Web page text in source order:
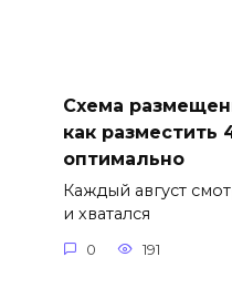
Схема
как разместить
оптимально
Каждый август
и хватался
0 191